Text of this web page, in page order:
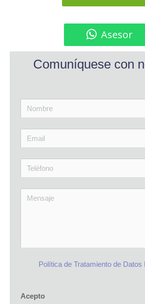
Asesor
Comuníquese con
Política de Tratamiento de Datos
Acepto